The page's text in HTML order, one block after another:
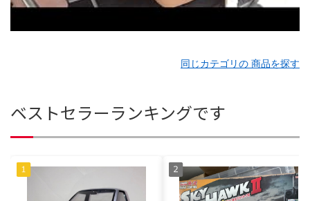
同じカテゴリの 商品を探す
ベストセラーランキングです